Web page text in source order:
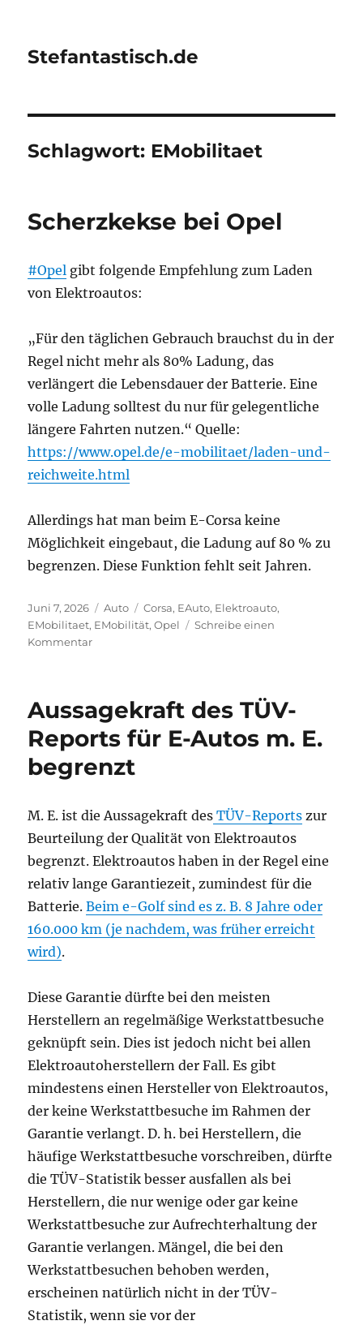
Stefantastisch.de
Schlagwort: EMobilitaet
Scherzkekse bei Opel
#Opel gibt folgende Empfehlung zum Laden
von Elektroautos:
„Für den täglichen Gebrauch brauchst du in der
Regel nicht mehr als 80% Ladung, das
verlängert die Lebensdauer der Batterie. Eine
volle Ladung solltest du nur für gelegentliche
längere Fahrten nutzen.“ Quelle:
https://www.opel.de/e-mobilitaet/laden-und-
reichweite.html
Allerdings hat man beim E-Corsa keine
Möglichkeit eingebaut, die Ladung auf 80 % zu
begrenzen. Diese Funktion fehlt seit Jahren.
Veröffentlicht
am
Juni 7, 2026 Kategorien
Auto Schlagwörter
Corsa, EAuto, Elektroauto,
EMobilitaet, EMobilität,Opel
Schreibe einen
Kommentarzu
Aussagekraft des TÜV-
Reports für E-Autos m. E.
begrenzt
M. E. ist die Aussagekraft des TÜV-Reports zur
Beurteilung der Qualität von Elektroautos
begrenzt. Elektroautos haben in der Regel eine
relativ lange Garantiezeit, zumindest für die
Batterie.Beim e-Golf sind es z. B. 8 Jahre oder
160.000 km (je nachdem, was früher erreicht
wird).
Diese Garantie dürfte bei den meisten
Herstellern an regelmäßige Werkstattbesuche
geknüpft sein. Dies ist jedoch nicht bei allen
Elektroautoherstellern der Fall. Es gibt
mindestens einen Hersteller von Elektroautos,
der keine Werkstattbesuche im Rahmen der
Garantie verlangt. D. h. bei Herstellern, die
häufige Werkstattbesuche vorschreiben, dürfte
die TÜV-Statistik besser ausfallen als bei
Herstellern, die nur wenige oder gar keine
Werkstattbesuche zur Aufrechterhaltung der
Garantie verlangen. Mängel, die bei den
Werkstattbesuchen behoben werden,
erscheinen natürlich nicht in der TÜV-
Statistik, wenn sie vor der